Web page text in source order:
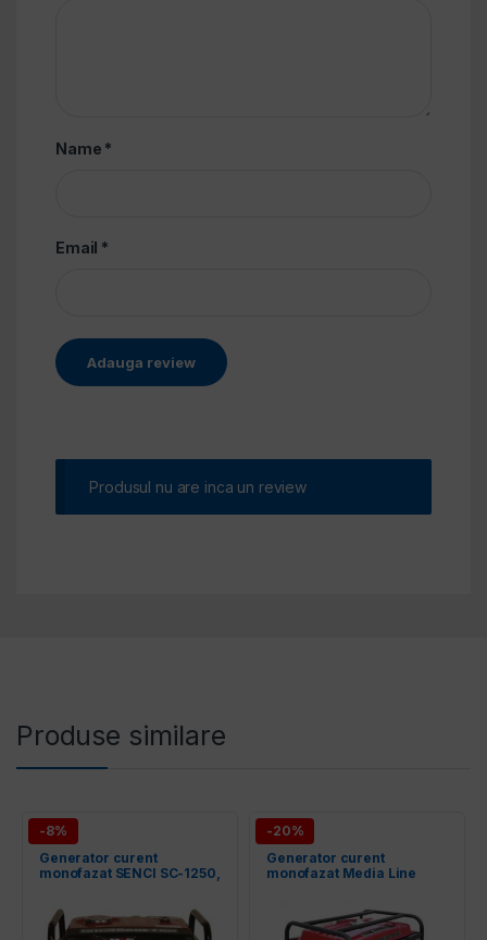
Name *
Email *
Produsul nu are inca un review
Produse similare
-8%
Generator curent
monofazat SENCI SC-1250,
-20%
Generator curent
monofazat Media Line